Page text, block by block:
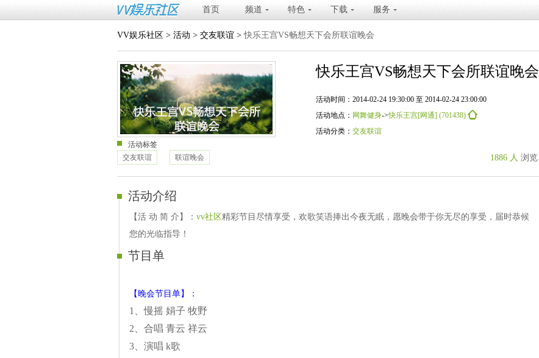
首页 频道 特色 下载 服务
VV娱乐社区 > 活动 > 交友联谊 >快乐王宫VS畅想天下会所联谊晚会
快乐王宫VS畅想天下会所联谊晚会
活动时间：2014-02-24 19:30:00 至 2014-02-24 23:00:00
活动地点： 网舞健身->快乐王宫[网通] (701438)
活动分类： 交友联谊
活动标签
交友联谊
联谊晚会 1886 人 浏览
活动介绍
【活 动 简 介】： vv社区精彩节目尽情享受，欢歌笑语捧出今夜无眠，愿晚会带于你无尽的享受，届时恭候
您的光临指导！
节目单
【晚会节目单】：
1、慢摇 娟子 牧野
2 、合唱 青云 祥云
3 、演唱 k歌